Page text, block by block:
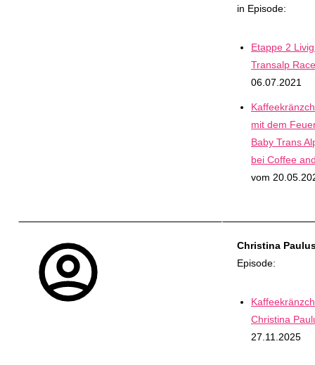
in Episode:
Etappe 2
Transalp
06.07.2021
mit dem
Baby Trans
bei Coffee
vom
Christina
Episode:
Christina
27.11.2025